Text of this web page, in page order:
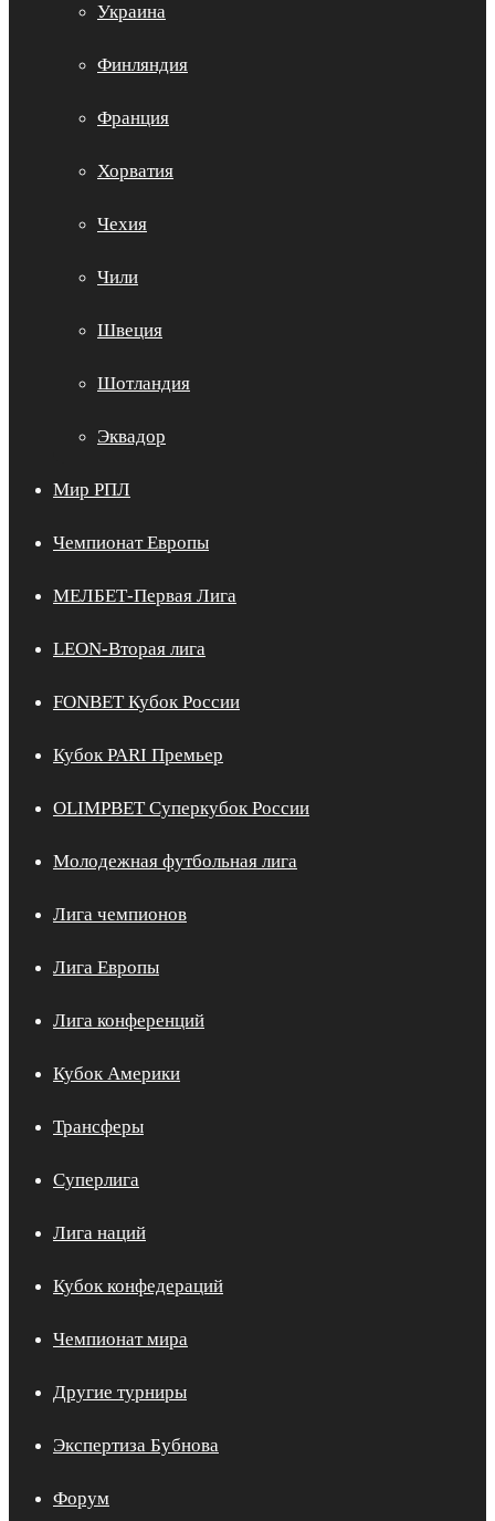
Украина
Финляндия
Франция
Хорватия
Чехия
Чили
Швеция
Шотландия
Эквадор
Мир РПЛ
Чемпионат Европы
МЕЛБЕТ-Первая Лига
LEON-Вторая лига
FONBET Кубок России
Кубок PARI Премьер
OLIMPBET Суперкубок России
Молодежная футбольная лига
Лига чемпионов
Лига Европы
Лига конференций
Кубок Америки
Трансферы
Суперлига
Лига наций
Кубок конфедераций
Чемпионат мира
Другие турниры
Экспертиза Бубнова
Форум